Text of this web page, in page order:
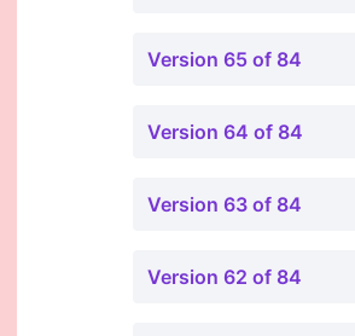
Version 65 of 84
Version 64 of 84
Version 63 of 84
Version 62 of 84